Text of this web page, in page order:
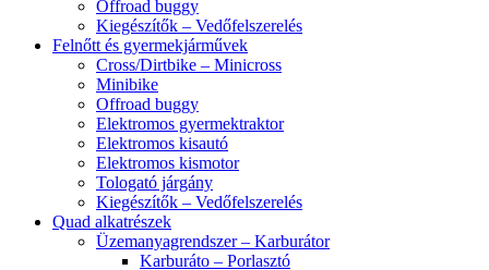
Offroad buggy
Kiegészítők – Vedőfelszerelés
Felnőtt és gyermekjárművek
Cross/Dirtbike – Minicross
Minibike
Offroad buggy
Elektromos gyermektraktor
Elektromos kisautó
Elektromos kismotor
Tologató járgány
Kiegészítők – Vedőfelszerelés
Quad alkatrészek
Üzemanyagrendszer – Karburátor
Karburáto – Porlasztó